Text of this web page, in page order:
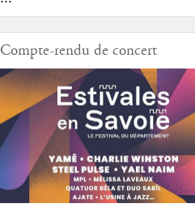
Compte-rendu de concert